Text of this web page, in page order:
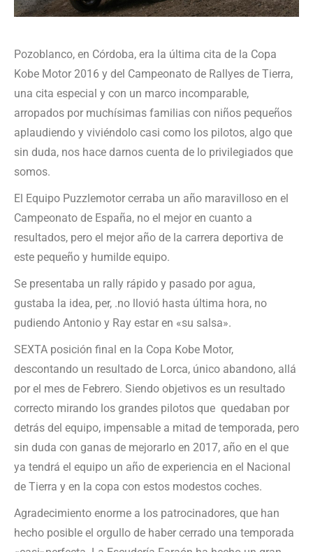
Pozoblanco, en Córdoba, era la última cita de la Copa
Kobe Motor 2016 y del Campeonato de Rallyes de Tierra,
una cita especial y con un marco incomparable,
arropados por muchísimas familias con niños pequeños
aplaudiendo y viviéndolo casi como los pilotos, algo que
sin duda, nos hace darnos cuenta de lo privilegiados que
somos.
El Equipo Puzzlemotor cerraba un año maravilloso en el
Campeonato de España, no el mejor en cuanto a
resultados, pero el mejor año de la carrera deportiva de
este pequeño y humilde equipo.
Se presentaba un rally rápido y pasado por agua,
gustaba la idea, per, .no llovió hasta última hora, no
pudiendo Antonio y Ray estar en «su salsa».
SEXTA posición final en la Copa Kobe Motor,
descontando un resultado de Lorca, único abandono, allá
por el mes de Febrero. Siendo objetivos es un resultado
correcto mirando los grandes pilotos que quedaban por
detrás del equipo, impensable a mitad de temporada, pero
sin duda con ganas de mejorarlo en 2017, año en el que
ya tendrá el equipo un año de experiencia en el Nacional
de Tierra y en la copa con estos modestos coches.
Agradecimiento enorme a los patrocinadores, que han
hecho posible el orgullo de haber cerrado una temporada